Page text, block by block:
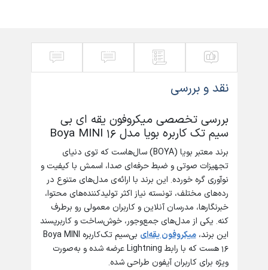
نقد و بررسی
بررسی تخصصی میکروفون یقه ای بی
سیم تک کاربره بویا مدل Boya MINI 16
برند معتبر بویا (BOYA) سال‌هاست که توی دنیای
تجهیزات صوتی و ضبط حرفه‌ای صدا، اسمش با کیفیت و
نوآوری گره خورده. این برند با ارائه‌ی مدل‌های متنوع در
رده‌های مختلف، تونسته نیاز اکثر تولیدکننده‌های محتوا،
خبرنگارها، مدرسان آنلاین و کاربران معمولی رو برطرف
کنه. یکی از مدل‌های جمع‌وجور، خوش‌ساخت و کاربرپسند
این برند،میکروفون یقه‌ای
بی‌سیم تک‌کاربره Boya MINI
16 هست که با رابط Lightning عرضه شده و به‌صورت
ویژه برای کاربران آیفون طراحی شده.